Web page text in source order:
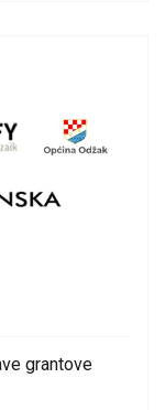
grantove